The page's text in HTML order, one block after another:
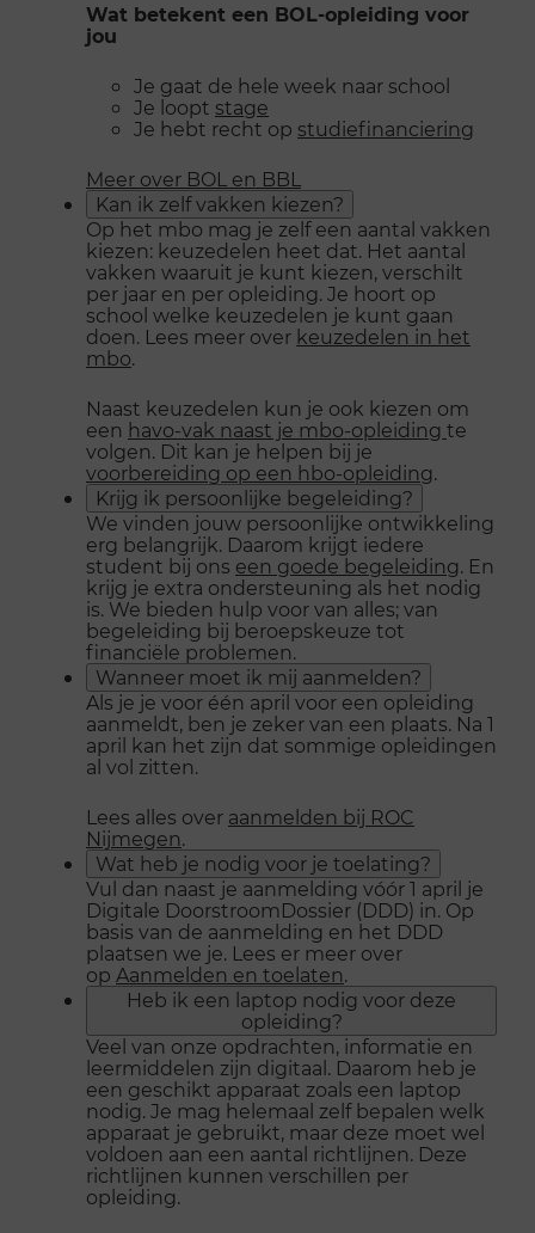
Wat betekent een BOL-opleiding voor
jou
Je gaat de hele week naar school
Je loopt stage
Je hebt recht op studiefinanciering
Meer over BOL en BBL
Kan ik zelf vakken kiezen?
Op het mbo mag je zelf een aantal vakken
kiezen: keuzedelen heet dat. Het aantal
vakken waaruit je kunt kiezen, verschilt
per jaar en per opleiding. Je hoort op
school welke keuzedelen je kunt gaan
doen. Lees meer over keuzedelen in het
mbo.
Naast keuzedelen kun je ook kiezen om
een havo-vak naast je mbo-opleiding te
volgen. Dit kan je helpen bij je
voorbereiding op een hbo-opleiding.
Krijg ik persoonlijke begeleiding?
We vinden jouw persoonlijke ontwikkeling
erg belangrijk. Daarom krijgt iedere
student bij ons een goede begeleiding. En
krijg je extra ondersteuning als het nodig
is. We bieden hulp voor van alles; van
begeleiding bij beroepskeuze tot
financiële problemen.
Wanneer moet ik mij aanmelden?
Als je je voor één april voor een opleiding
aanmeldt, ben je zeker van een plaats. Na 1
april kan het zijn dat sommige opleidingen
al vol zitten.
Lees alles over aanmelden bij ROC
Nijmegen.
Wat heb je nodig voor je toelating?
Vul dan naast je aanmelding vóór 1 april je
Digitale DoorstroomDossier (DDD) in. Op
basis van de aanmelding en het DDD
plaatsen we je. Lees er meer over
op Aanmelden en toelaten.
Heb ik een laptop nodig voor deze
opleiding?
Veel van onze opdrachten, informatie en
leermiddelen zijn digitaal. Daarom heb je
een geschikt apparaat zoals een laptop
nodig. Je mag helemaal zelf bepalen welk
apparaat je gebruikt, maar deze moet wel
voldoen aan een aantal richtlijnen. Deze
richtlijnen kunnen verschillen per
opleiding.